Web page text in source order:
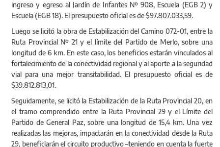
ingreso y egreso al Jardín de Infantes Nº 908, Escuela (EGB 2) y
Escuela (EGB 18). El presupuesto oficial es de $97.807.033,59.
Luego se licitó la obra de Estabilización del Camino 072-01, entre la
Ruta Provincial Nº 21 y el límite del Partido de Merlo, sobre una
longitud de 6 km. En este caso, los beneficios estarán vinculados al
fortalecimiento de la conectividad regional y al aporte a la seguridad
vial para una mejor transitabilidad. El presupuesto oficial es de
$39.812.813,01.
Seguidamente, se licitó la Estabilización de la Ruta Provincial 20, en
el tramo comprendido entre la Ruta Provincial 29 y el Límite del
Partido de General Paz, sobre una longitud de 15,4 km. Una vez
realizadas las mejoras, impactarán en la conectividad desde la Ruta
29, beneficiarán el circuito productivo –teniendo en cuenta la fuerte